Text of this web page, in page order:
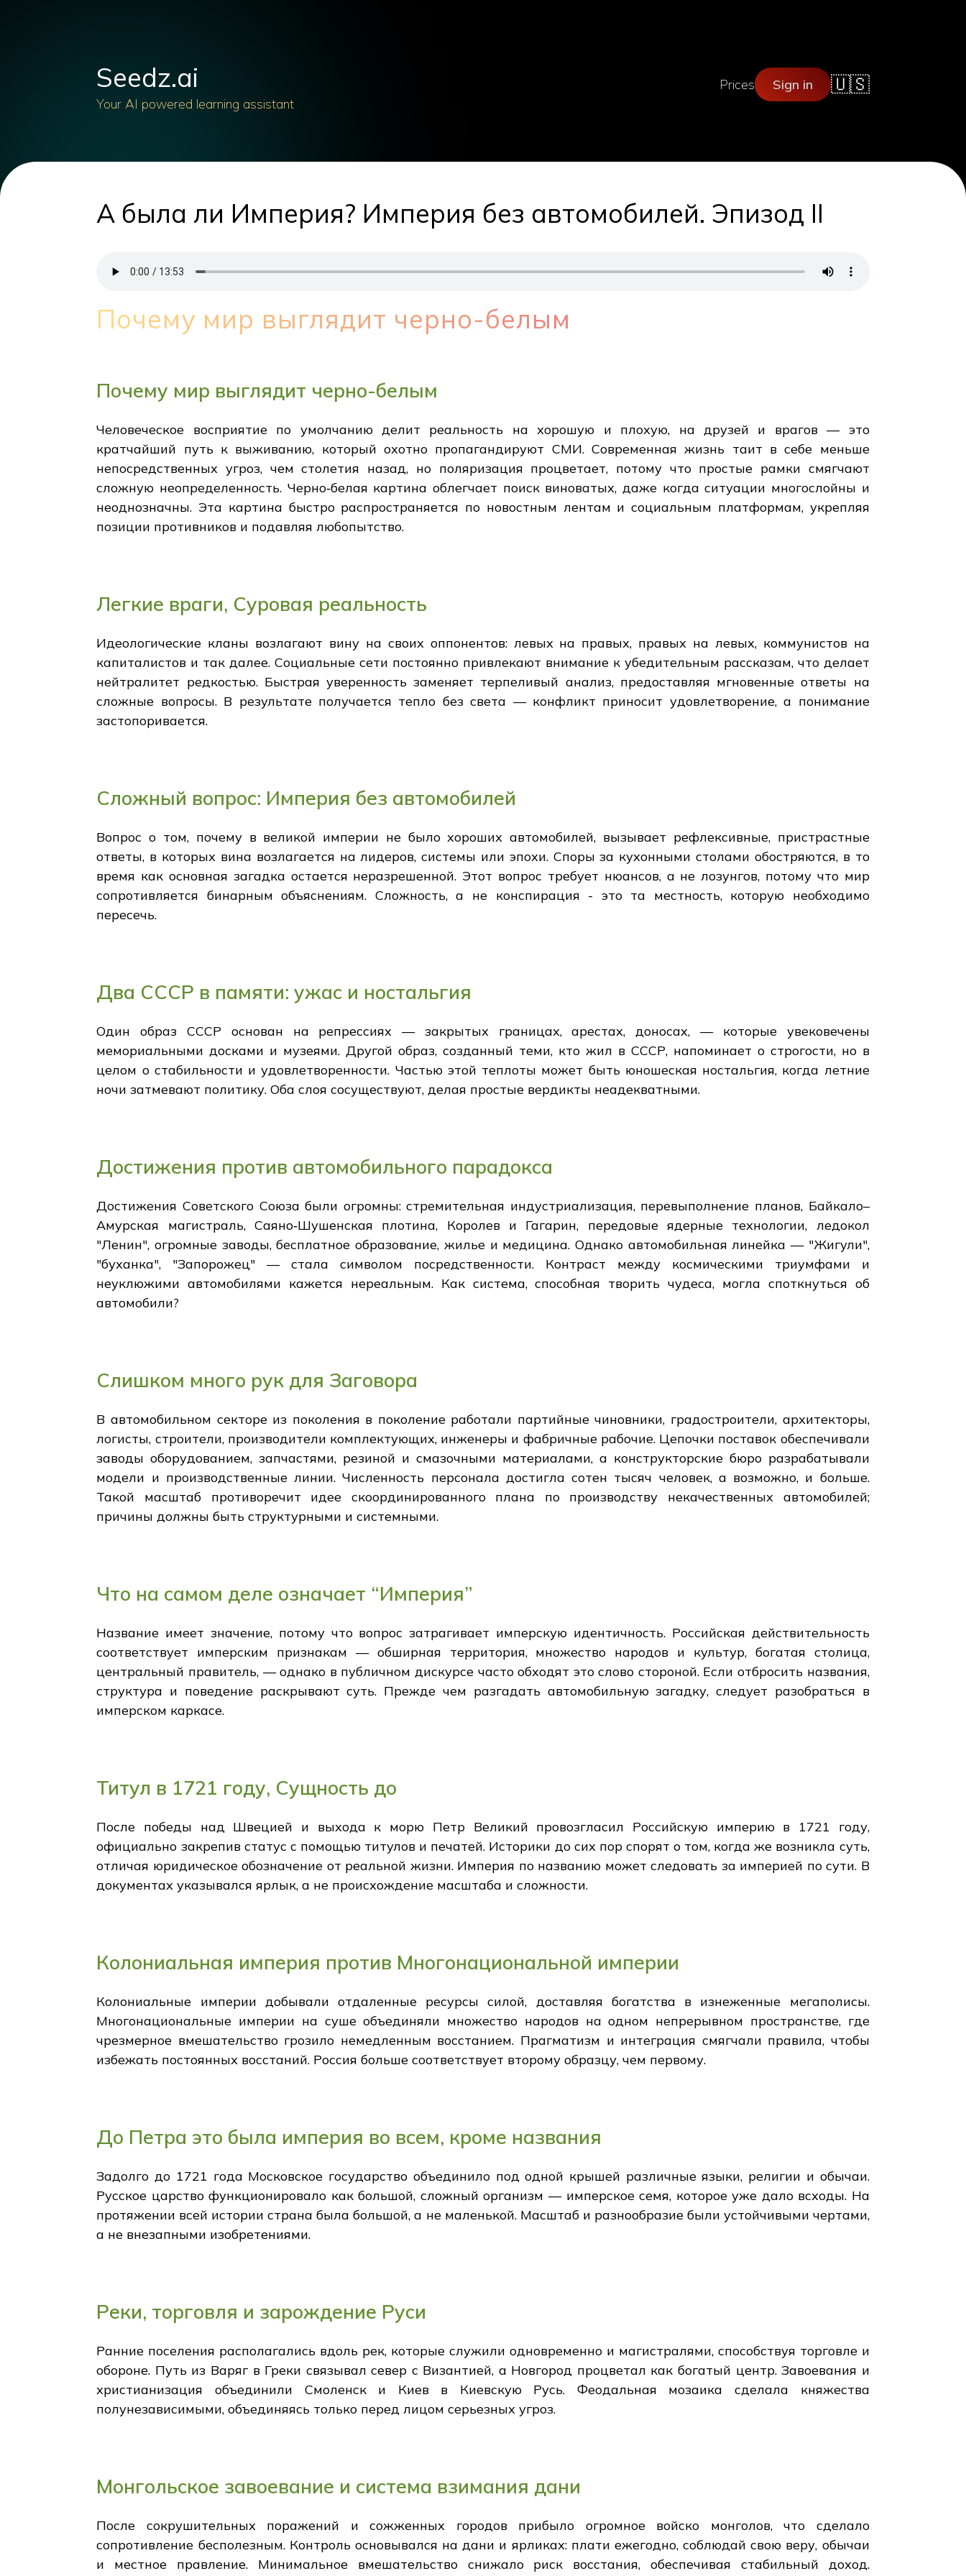
Seedz.ai
Your AI powered learning assistant
Prices Sign in 🇺🇸
А была ли Империя? Империя без автомобилей. Эпизод II
Почему мир выглядит черно-белым
Почему мир выглядит черно-белым
Человеческое восприятие по умолчанию делит реальность на хорошую и плохую, на друзей и врагов — это
кратчайший путь к выживанию, который охотно пропагандируют СМИ. Современная жизнь таит в себе меньше
непосредственных угроз, чем столетия назад, но поляризация процветает, потому что простые рамки смягчают
сложную неопределенность. Черно‑белая картина облегчает поиск виноватых, даже когда ситуации многослойны и
неоднозначны. Эта картина быстро распространяется по новостным лентам и социальным платформам, укрепляя
позиции противников и подавляя любопытство.
Легкие враги, Суровая реальность
Идеологические кланы возлагают вину на своих оппонентов: левых на правых, правых на левых, коммунистов на
капиталистов и так далее. Социальные сети постоянно привлекают внимание к убедительным рассказам, что делает
нейтралитет редкостью. Быстрая уверенность заменяет терпеливый анализ, предоставляя мгновенные ответы на
сложные вопросы. В результате получается тепло без света — конфликт приносит удовлетворение, а понимание
застопоривается.
Сложный вопрос: Империя без автомобилей
Вопрос о том, почему в великой империи не было хороших автомобилей, вызывает рефлексивные, пристрастные
ответы, в которых вина возлагается на лидеров, системы или эпохи. Споры за кухонными столами обостряются, в то
время как основная загадка остается неразрешенной. Этот вопрос требует нюансов, а не лозунгов, потому что мир
сопротивляется бинарным объяснениям. Сложность, а не конспирация - это та местность, которую необходимо
пересечь.
Два СССР в памяти: ужас и ностальгия
Один образ СССР основан на репрессиях — закрытых границах, арестах, доносах, — которые увековечены
мемориальными досками и музеями. Другой образ, созданный теми, кто жил в СССР, напоминает о строгости, но в
целом о стабильности и удовлетворенности. Частью этой теплоты может быть юношеская ностальгия, когда летние
ночи затмевают политику. Оба слоя сосуществуют, делая простые вердикты неадекватными.
Достижения против автомобильного парадокса
Достижения Советского Союза были огромны: стремительная индустриализация, перевыполнение планов, Байкало–
Амурская магистраль, Саяно‑Шушенская плотина, Королев и Гагарин, передовые ядерные технологии, ледокол
"Ленин", огромные заводы, бесплатное образование, жилье и медицина. Однако автомобильная линейка — "Жигули",
"буханка", "Запорожец" — стала символом посредственности. Контраст между космическими триумфами и
неуклюжими автомобилями кажется нереальным. Как система, способная творить чудеса, могла споткнуться об
автомобили?
Слишком много рук для Заговора
В автомобильном секторе из поколения в поколение работали партийные чиновники, градостроители, архитекторы,
логисты, строители, производители комплектующих, инженеры и фабричные рабочие. Цепочки поставок обеспечивали
заводы оборудованием, запчастями, резиной и смазочными материалами, а конструкторские бюро разрабатывали
модели и производственные линии. Численность персонала достигла сотен тысяч человек, а возможно, и больше.
Такой масштаб противоречит идее скоординированного плана по производству некачественных автомобилей;
причины должны быть структурными и системными.
Что на самом деле означает “Империя”
Название имеет значение, потому что вопрос затрагивает имперскую идентичность. Российская действительность
соответствует имперским признакам — обширная территория, множество народов и культур, богатая столица,
центральный правитель, — однако в публичном дискурсе часто обходят это слово стороной. Если отбросить названия,
структура и поведение раскрывают суть. Прежде чем разгадать автомобильную загадку, следует разобраться в
имперском каркасе.
Титул в 1721 году, Сущность до
После победы над Швецией и выхода к морю Петр Великий провозгласил Российскую империю в 1721 году,
официально закрепив статус с помощью титулов и печатей. Историки до сих пор спорят о том, когда же возникла суть,
отличая юридическое обозначение от реальной жизни. Империя по названию может следовать за империей по сути. В
документах указывался ярлык, а не происхождение масштаба и сложности.
Колониальная империя против Многонациональной империи
Колониальные империи добывали отдаленные ресурсы силой, доставляя богатства в изнеженные мегаполисы.
Многонациональные империи на суше объединяли множество народов на одном непрерывном пространстве, где
чрезмерное вмешательство грозило немедленным восстанием. Прагматизм и интеграция смягчали правила, чтобы
избежать постоянных восстаний. Россия больше соответствует второму образцу, чем первому.
До Петра это была империя во всем, кроме названия
Задолго до 1721 года Московское государство объединило под одной крышей различные языки, религии и обычаи.
Русское царство функционировало как большой, сложный организм — имперское семя, которое уже дало всходы. На
протяжении всей истории страна была большой, а не маленькой. Масштаб и разнообразие были устойчивыми чертами,
а не внезапными изобретениями.
Реки, торговля и зарождение Руси
Ранние поселения располагались вдоль рек, которые служили одновременно и магистралями, способствуя торговле и
обороне. Путь из Варяг в Греки связывал север с Византией, а Новгород процветал как богатый центр. Завоевания и
христианизация объединили Смоленск и Киев в Киевскую Русь. Феодальная мозаика сделала княжества
полунезависимыми, объединяясь только перед лицом серьезных угроз.
Монгольское завоевание и система взимания дани
После сокрушительных поражений и сожженных городов прибыло огромное войско монголов, что сделало
сопротивление бесполезным. Контроль основывался на дани и ярликах: плати ежегодно, соблюдай свою веру, обычаи
и местное правление. Минимальное вмешательство снижало риск восстания, обеспечивая стабильный доход.